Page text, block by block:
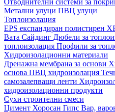
Отводнителни системи за
Метални улуци ПВЦ улуци
Топлоизолация
EPS експандиран полистирен
Вата Сайдинг Дюбели за
топлоизолация Профили за
Хидроизолационни материали
Дренажна мембрана за основи
основа ПВЦ хидроизолация
самозалепващи ленти
хидроизолационни продукти
Сухи строителни смеси
Цимент Хоросан Гипс Вар,